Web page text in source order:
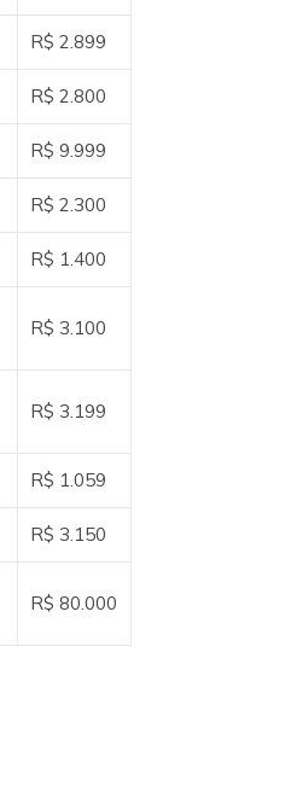
R$ 2.899
R$ 2.800
R$ 9.999
R$ 2.300
R$ 1.400
R$ 3.100
R$ 3.199
R$ 1.059
R$ 3.150
R$ 80.000